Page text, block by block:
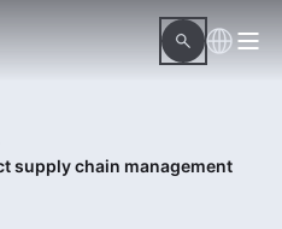
supply chain management